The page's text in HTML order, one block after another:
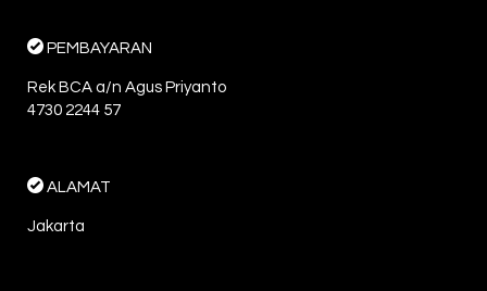
PEMBAYARAN
Rek BCA a/n Agus Priyanto
4730 2244 57
ALAMAT
Jakarta